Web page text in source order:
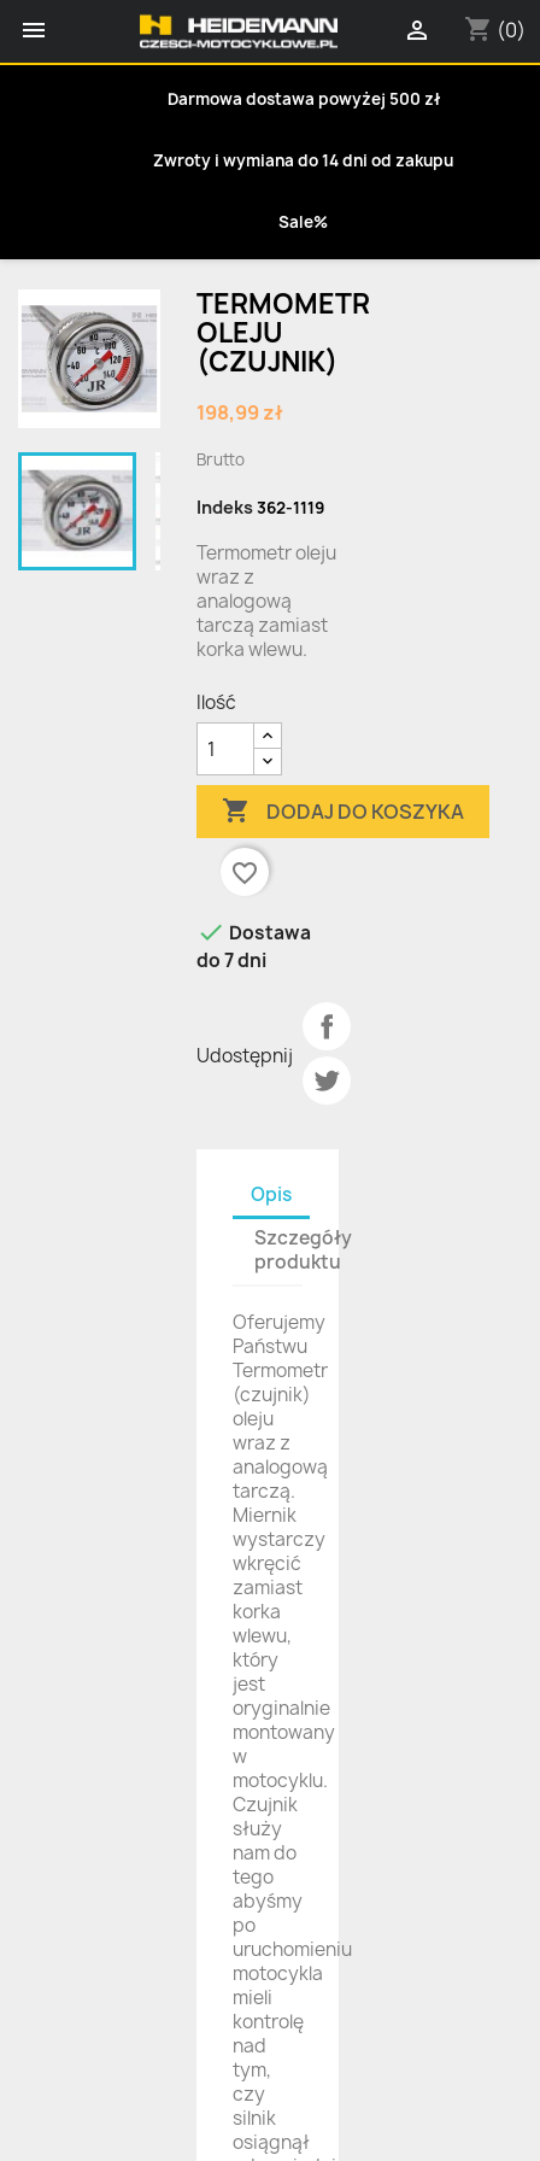
 shopping_cart (0)

Darmowa dostawa powyżej 500 zł
Zwroty i wymiana do 14 dni od zakupu
Sale%
TERMOMETR
OLEJU
(CZUJNIK)
198,99 zł
Brutto
Indeks362-1119
Termometr oleju
wraz z
analogową
tarczą zamiast
korka wlewu.
Ilość
 DODAJ DO KOSZYKA
favorite_border
 Dostawa
do 7 dni
Udostępnij
Opis
Szczegóły
produktu
Oferujemy
Państwu
Termometr
(czujnik)
oleju
wraz z
analogową
tarczą.
Miernik
wystarczy
wkręcić
zamiast
korka
wlewu,
który
jest
oryginalnie
montowany
w
motocyklu.
Czujnik
służy
nam do
tego
abyśmy
po
uruchomieniu
motocykla
mieli
kontrolę
nad
tym,
czy
silnik
osiągnął